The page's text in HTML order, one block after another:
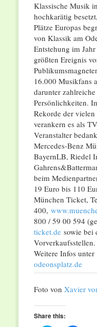
Klassische Musik
hochkarätig
Plätze Europas
von Klassik am
Entstehung im
größten Ereignis
16.000 Musikfans
darunter
Persönlichkeiten.
Rekorde der
verankern es als
Veranstalter
Mercedes-Benz
BayernLB, Riedel
beim
19 Euro bis 110
München Ticket,
400,
800 / 59 00 594
ticket.desowie bei
Vorverkaufsstellen.
Weitere Infos unter
odeonsplatz.de
Foto von Xavier
Share this: